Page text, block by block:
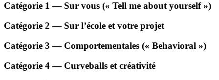
Catégorie 1 — Sur vous (« Tell me about yourself »)
Catégorie 2 — Sur l’école et votre projet
Catégorie 3 — Comportementales (« Behavioral »)
Catégorie 4 — Curveballs et créativité